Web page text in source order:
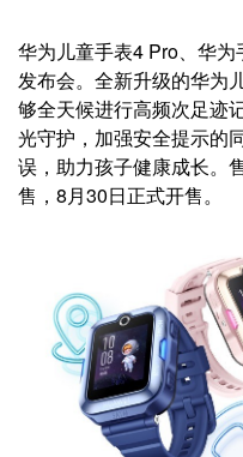
华为儿童手表4 Pro、华
发布会。全新升级的华为
够全天候进行高频次足迹
光守护，加强安全提示的
误，助力孩子健康成长。
售，8月30日正式开售。